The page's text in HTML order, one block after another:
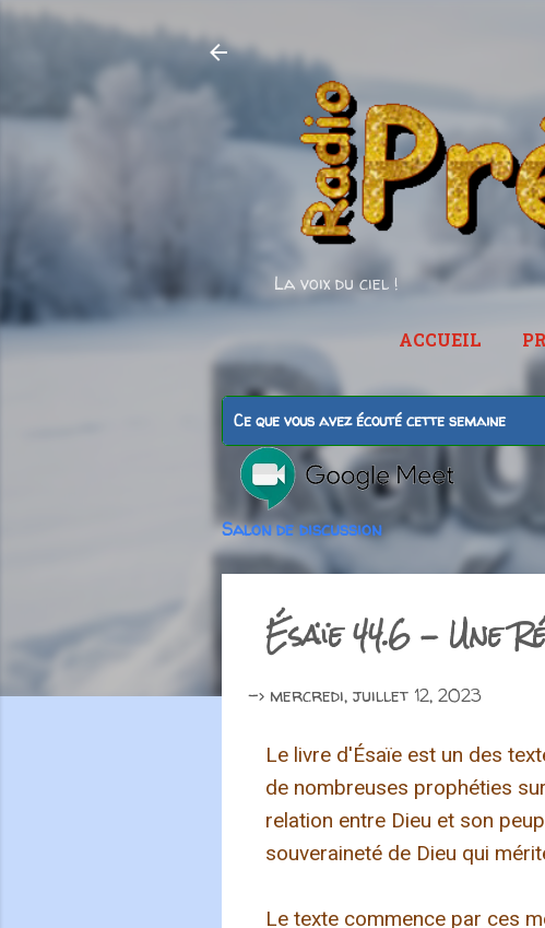
La voix du ciel !
ACCUEIL
Ce que vous avez écouté cette semaine
Salon de discussion
Ésaïe 44.6 - Une
-> mercredi, juillet 12, 2023
Le livre d'Ésaïe est un des
de nombreuses prophéties
relation entre Dieu et son
souveraineté de Dieu qui
Le texte commence par ces